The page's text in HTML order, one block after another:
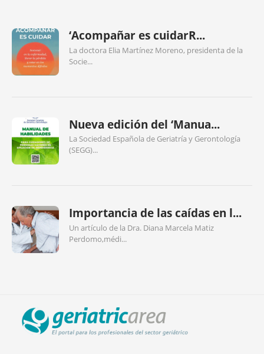
‘Acompañar es cuidarR...
La doctora Elia Martínez Moreno, presidenta de la
Socie...
Nueva edición del ‘Manua...
La Sociedad Española de Geriatría y Gerontología
(SEGG)...
Importancia de las caídas en l...
Un artículo de la Dra. Diana Marcela Matiz
Perdomo,médi...